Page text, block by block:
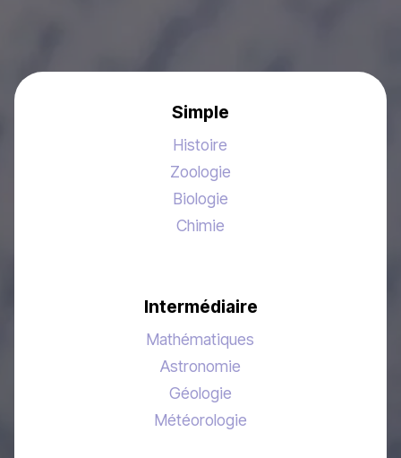
Simple
Histoire
Zoologie
Biologie
Chimie
Intermédiaire
Mathématiques
Astronomie
Géologie
Météorologie